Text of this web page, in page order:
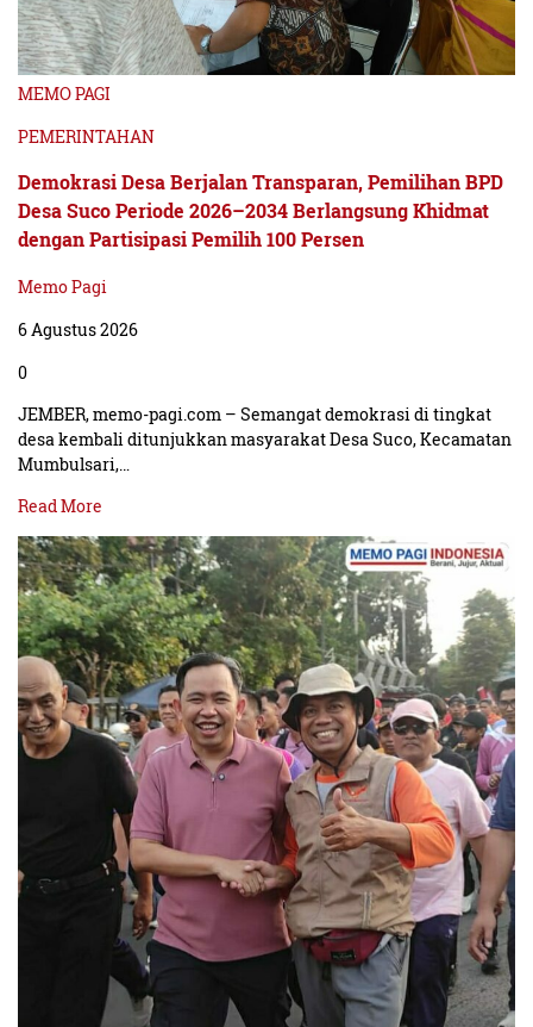
MEMO PAGI
PEMERINTAHAN
Demokrasi Desa Berjalan Transparan, Pemilihan BPD
Desa Suco Periode 2026–2034 Berlangsung Khidmat
dengan Partisipasi Pemilih 100 Persen
Memo Pagi
6 Agustus 2026
0
JEMBER, memo-pagi.com – Semangat demokrasi di tingkat
desa kembali ditunjukkan masyarakat Desa Suco, Kecamatan
Mumbulsari,…
Read More